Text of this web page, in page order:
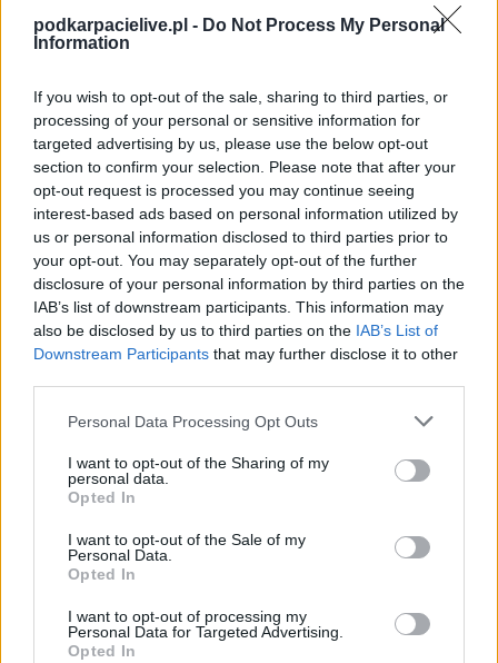
podkarpacielive.pl - Do Not Process My Personal
Information
If you wish to opt-out of the sale, sharing to third parties, or
processing of your personal or sensitive information for
targeted advertising by us, please use the below opt-out
section to confirm your selection. Please note that after your
opt-out request is processed you may continue seeing
interest-based ads based on personal information utilized by
us or personal information disclosed to third parties prior to
your opt-out. You may separately opt-out of the further
disclosure of your personal information by third parties on the
IAB’s list of downstream participants. This information may
also be disclosed by us to third parties on the IAB’s List of
Downstream Participants that may further disclose it to other
Please note that this website/app uses one or more Google
not limited to your visit or usage behaviour. You may click to
grant or deny consent to Google and its third-party tags to
use your data for below specified purposes in below Google
consent section.
Personal Data Processing Opt Outs
I want to opt-out of the Sharing of my
personal data.
Opted In
I want to opt-out of the Sale of my
Personal Data.
Opted In
I want to opt-out of processing my
Personal Data for Targeted Advertising.
Opted In
Spotkanie pomiędzy Górnovia Górno i KS Podwolina
rozegrane
zostanie w ramach Stalowa Wola > Klasa A, gr. II (15. kolejki - Stalowa Wola
Na stronie PodkarpacieLive.pl znajdziesz
wynik meczu, strzelców
bramek, kartki, składy, statystyki i informacje o przebiegu
spotkania. To kompletne źródło danych dla kibiców i pasjonatów
lokalnej piłki nożnej. Jeżeli aktualnie nie widzisz tutaj danych z pewnością
pracujemy nad tym żeby je uzupełnić.
Wynik meczu Górnovia Górno vs KS Podwolina
Po zakończeniu spotkania automatycznie publikujemyoficjalny wynik
spotkania, a także dane meczowe, jeśli są dostępne.
Pełny harmonogram rozgrywek dostępny jest tutaj: Stalowa Wola >
Klasa A, gr. II - terminarz.
Informacje o składach i strzelcach
rezerwowych, zmiany oraz listę strzelców bramek. Informacje te
Jeśli jesteś kibicem klubu Górnovia Górno lub KS Podwolina - zaglądaj
tutaj częściej. Nasz serwis regularnie dostarcza informacje o
PodkarpacieLive.pl to największa bazameczów lokalnych drużyn
piłkarskichw województwie. Sprawdź nasze relacje, śledź ulubioną ligę i
bądź na bieżąco z wydarzeniami z boisk!
Analiza przed meczem: Górnovia Górno vs KS Podwolina
Górnovia Górno - KS Podwolina